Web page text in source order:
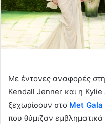
Με έντονες αναφορές
Kendall Jenner και η
ξεχωρίσουν στο Met
που θύμιζαν